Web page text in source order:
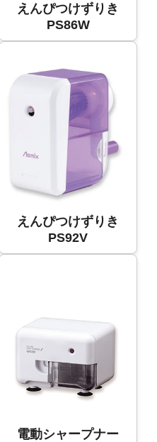
えんぴつけずりき
PS86W
えんぴつけずりき
PS92V
電動シャープナー